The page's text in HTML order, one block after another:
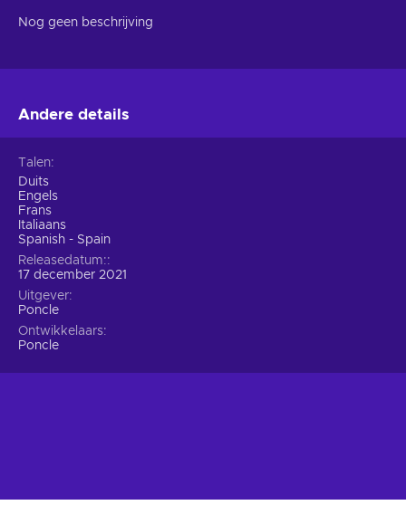
Nog geen beschrijving
Andere details
Talen
Duits
Engels
Frans
Italiaans
Spanish - Spain
Releasedatum:
17 december 2021
Uitgever
Poncle
Ontwikkelaars
Poncle